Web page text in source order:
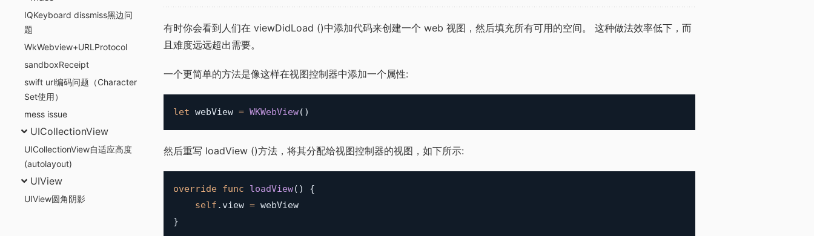
IQKeyboard dissmiss黑边问
题
WkWebview+URLProtocol
sandboxReceipt
swift url编码问题（Character
Set使用）
mess issue
UICollectionView
UICollectionView自适应高度
(autolayout)
UIView
UIView圆角阴影
有时你会看到人们在 viewDidLoad ()中添加代码来创建一个 web 视图，然后填充所有可用的空间。 这种做法效率低下，而
且难度远远超出需要。
一个更简单的方法是像这样在视图控制器中添加一个属性:
let webView = WKWebView( )
然后重写 loadView ()方法，将其分配给视图控制器的视图，如下所示:
override func loadView( )
{
self . view =
}